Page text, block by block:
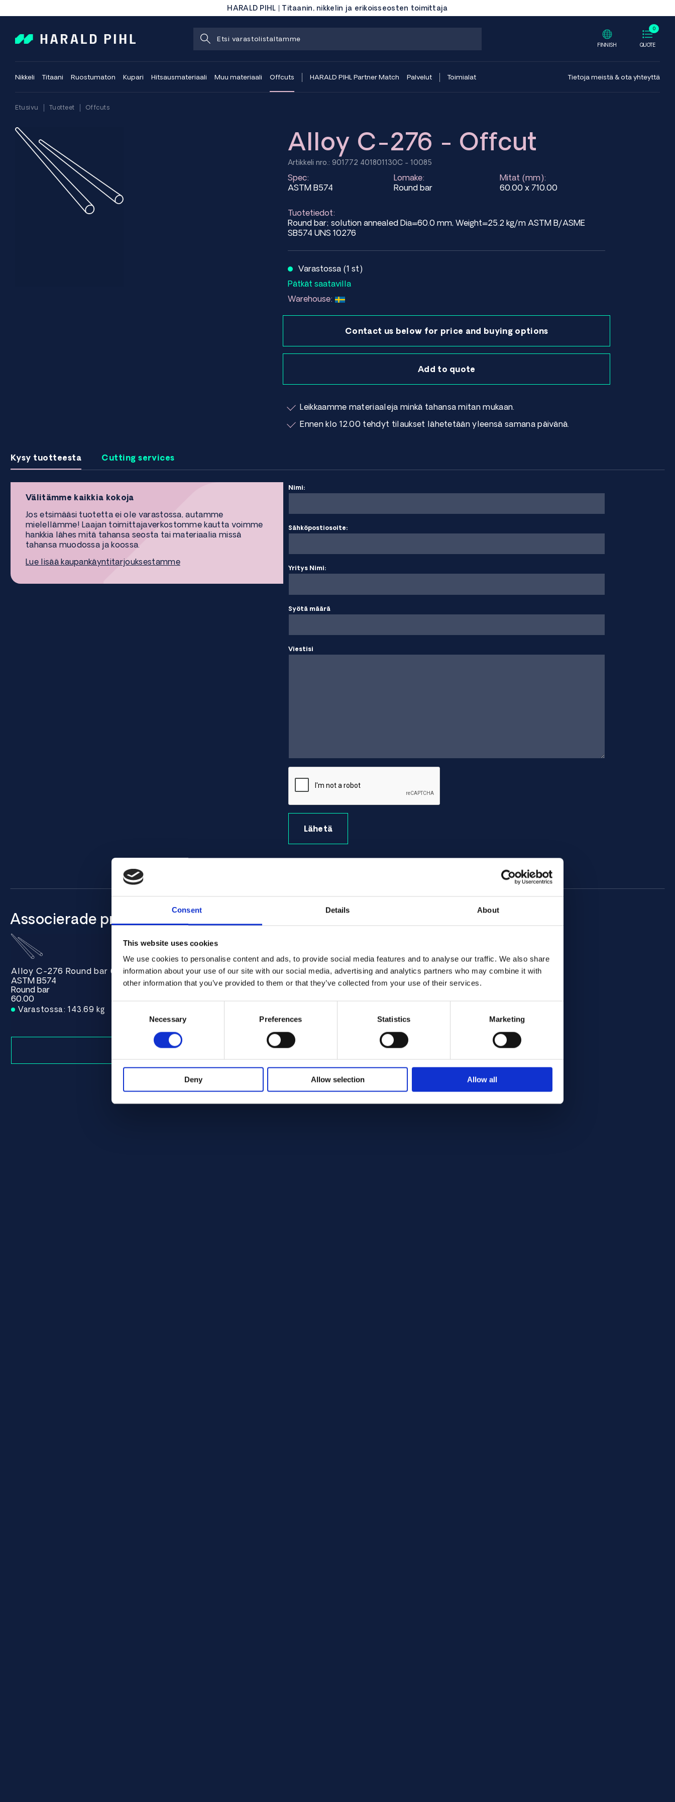
Consent Details About
This website uses cookies
We use cookies to personalise content and ads, to provide social media features and to analyse our traffic. We also share
information about your use of our site with our social media, advertising and analytics partners who may combine it with
other information that you’ve provided to them or that they’ve collected from your use of their services.
Necessary Preferences Statistics Marketing
Deny Allow selection Allow all
HARALD PIHL | Titaanin, nikkelin ja erikoisseosten toimittaja
0
QUOTE
FINNISH
Nikkeli Titaani Ruostumaton Kupari Hitsausmateriaali Muu materiaali Offcuts HARALD PIHL Partner Match Palvelut Toimialat Tietoja meistä & ota yhteyttä
Etusivu Tuotteet Offcuts
Alloy C-276 - Offcut
Artikkeli nro.: 901772 401801130C - 10085
Spec:
ASTM B574
Lomake:
Round bar
Mitat (mm):
60.00 x 710.00
Tuotetiedot:
Round bar; solution annealed Dia=60.0 mm, Weight=25.2 kg/m ASTM B/ASME
SB574 UNS 10276
Varastossa (1 st)
Pätkät saatavilla
Warehouse:
Contact us below for price and buying options
Add to quote
Leikkaamme materiaaleja minkä tahansa mitan mukaan.
Ennen klo 12.00 tehdyt tilaukset lähetetään yleensä samana päivänä.
Kysy tuotteesta Cutting services
Välitämme kaikkia kokoja
Jos etsimääsi tuotetta ei ole varastossa, autamme
mielellämme! Laajan toimittajaverkostomme kautta voimme
hankkia lähes mitä tahansa seosta tai materiaalia missä
tahansa muodossa ja koossa.
Lue lisää kaupankäyntitarjouksestamme
Nimi:
Sähköpostiosoite:
Yritys Nimi:
Syötä määrä
Viestisi
Lähetä
Associerade produkter
Alloy C-276 Round bar 60.00 ASTM B574
ASTM B574
Round bar
60.00
Varastossa: 143.69 kg